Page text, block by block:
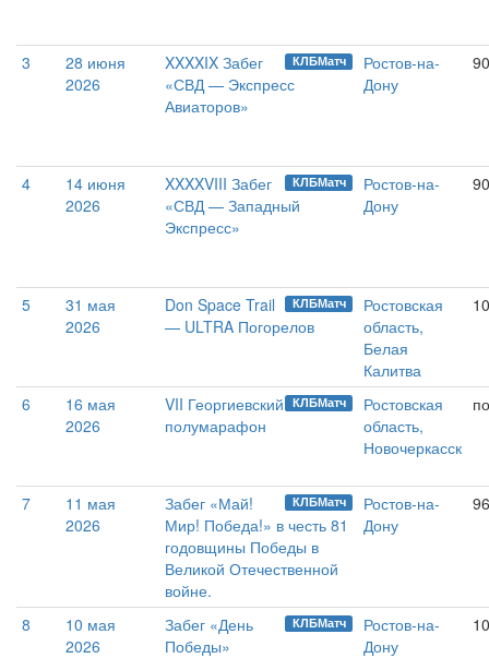
3
28 июня
2026
КЛБМатч
XXXXIX Забег
«СВД — Экспресс
Авиаторов»
Ростов-на-
Дону
4
14 июня
2026
КЛБМатч
XXXXVIII Забег
«СВД — Западный
Экспресс»
Ростов-на-
Дону
5
31 мая
2026
КЛБМатч
Don Space Trail
— ULTRA Погорелов
Ростовская
область,
Белая
Калитва
6
16 мая
2026
КЛБМатч
VII Георгиевский
полумарафон
Ростовская
область,
Новочеркасск
7
11 мая
2026
КЛБМатч
Забег «Май!
Мир! Победа!» в честь 81
годовщины Победы в
Великой Отечественной
войне.
Ростов-на-
Дону
8
10 мая
2026
КЛБМатч
Забег «День
Победы»
Ростов-на-
Дону